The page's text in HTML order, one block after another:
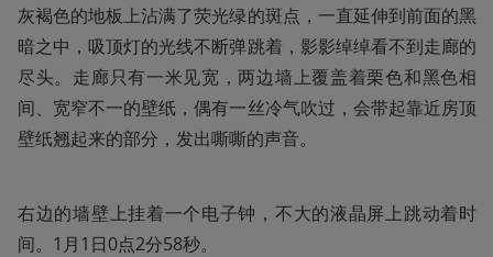
灰褐色的地板上沾满了荧光绿的斑点，一直延伸到前面的黑
暗之中，吸顶灯的光线不断弹跳着，影影绰绰看不到走廊的
尽头。走廊只有一米见宽，两边墙上覆盖着栗色和黑色相
间、宽窄不一的壁纸，偶有一丝冷气吹过，会带起靠近房顶
壁纸翘起来的部分，发出嘶嘶的声音。
右边的墙壁上挂着一个电子钟，不大的液晶屏上跳动着时
间。1月1日0点2分58秒。